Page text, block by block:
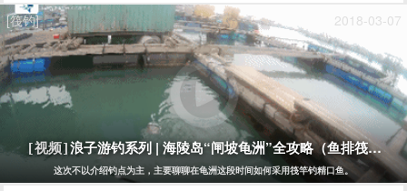
[筏钓]
2018-03-07
[视频] 浪子游钓系列 | 海陵岛“闸坡龟洲”全攻略（鱼排筏钓）
这次不以介绍钓点为主，主要聊聊在龟洲这段时间如何采用筏竿钓精口鱼。